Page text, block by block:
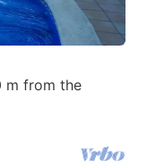
m from the